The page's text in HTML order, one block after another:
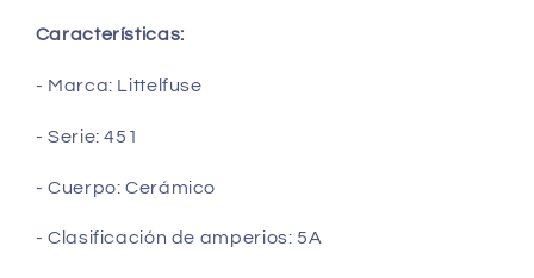
Características:
- Marca: Littelfuse
- Serie: 451
- Cuerpo: Cerámico
- Clasificación de amperios: 5A